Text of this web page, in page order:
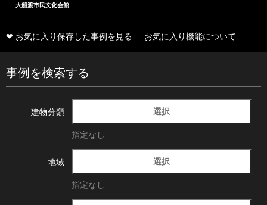
大船渡市民文化会館
❤ お気に入り保存した事例を見る お気に入り機能について
事例を検索する
建物分類 選択
指定なし
地域 選択
指定なし